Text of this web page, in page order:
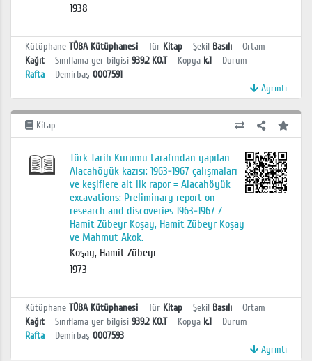
1938
Kütüphane TÜBA Kütüphanesi Tür Kitap Şekil Basılı
Ortam
Kağıt
Sınıflama yer bilgisi 939.2 KO.T Kopya k.1
Durum
Rafta
Demirbaş 0007591
Ayrıntı
Kitap
Türk Tarih Kurumu tarafından yapılan
Alacahöyük kazısı: 1963-1967 çalışmaları
ve keşiflere ait ilk rapor = Alacahöyük
excavations: Preliminary report on
research and discoveries 1963-1967 /
Hamit Zübeyr Koşay, Hamit Zübeyr Koşay
ve Mahmut Akok.
Koşay, Hamit Zübeyr
1973
Kütüphane TÜBA Kütüphanesi Tür Kitap Şekil Basılı
Ortam
Kağıt
Sınıflama yer bilgisi 939.2 KO.T Kopya k.1
Durum
Rafta
Demirbaş 0007593
Ayrıntı